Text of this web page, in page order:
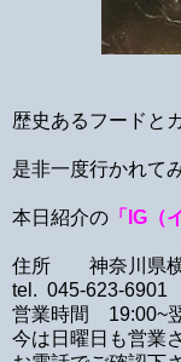
歴史あるフードと
是非一度行かれて
本日紹介の 「IG（
住所 神奈川県横
tel. 045-623-6901
営業時間 19:00~
今は日曜日も営業